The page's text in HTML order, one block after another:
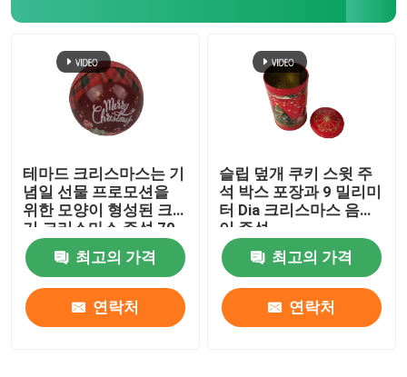
화장용 주석
주석 도시락
둥근 주석 용기
직사각형 주석 박스
케케묵은 주석 박스
테마드 크리스마스는 기
념일 선물 프로모션을
위한 모양이 형성된 크
기 크리스마스 주석 70
밀리미터 Dia를 둥글게
만듭니다최고의 가격
연락처
슬립 덮개 쿠키 스윗 주
석 박스 포장과 9 밀리미
터 Dia 크리스마스 음악
이 주석
최고의 가격
연락처